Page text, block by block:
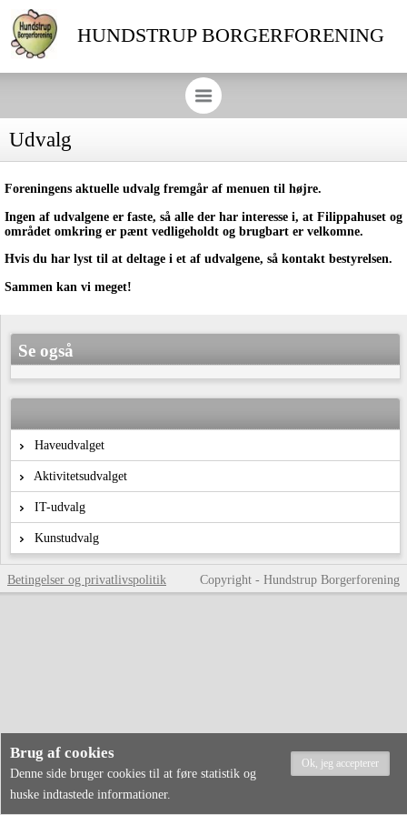
HUNDSTRUP BORGERFORENING
Udvalg
Foreningens aktuelle udvalg fremgår af menuen til højre.
Ingen af udvalgene er faste, så alle der har interesse i, at Filippahuset og
området omkring er pænt vedligeholdt og brugbart er velkomne.
Hvis du har lyst til at deltage i et af udvalgene, så kontakt bestyrelsen.
Sammen kan vi meget!
Se også
Haveudvalget
Aktivitetsudvalget
IT-udvalg
Kunstudvalg
Betingelser og privatlivspolitik Copyright - Hundstrup Borgerforening
Brug af cookies
Denne side bruger cookies til at føre statistik og
huske indtastede informationer.